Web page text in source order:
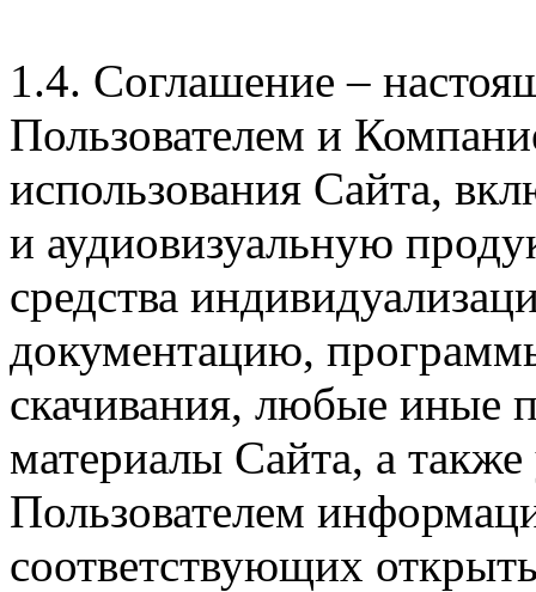
1.4. Соглашение –
Пользователем и
использования Сайта,
и аудиовизуальную
средства
документацию,
скачивания, любые иные
материалы Сайта, а
Пользователем
соответствующих